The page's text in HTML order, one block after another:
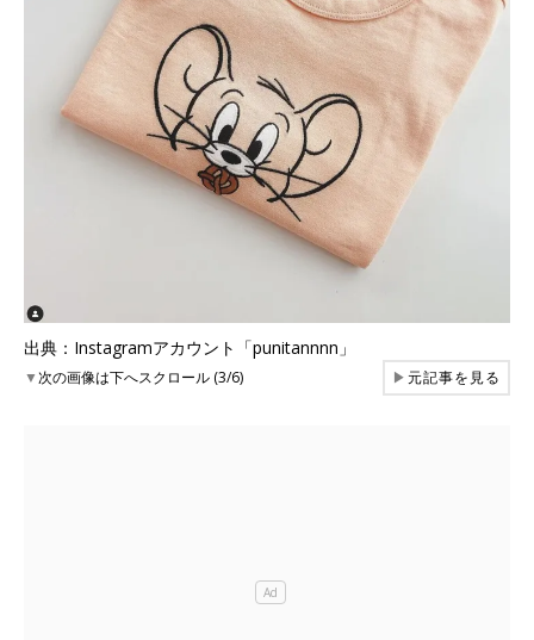
出典：Instagramアカウント「punitannnn」
▼次の画像は下へスクロール (3/6) ▶元記事を見る